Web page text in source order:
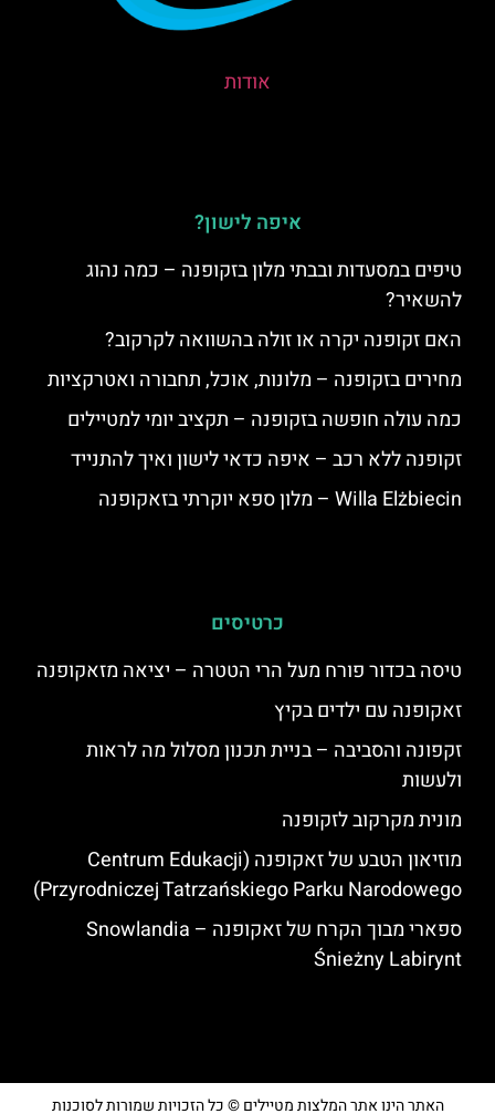
אודות
איפה לישון?
טיפים במסעדות ובבתי מלון בזקופנה – כמה נהוג
להשאיר?
האם זקופנה יקרה או זולה בהשוואה לקרקוב?
מחירים בזקופנה – מלונות, אוכל, תחבורה ואטרקציות
כמה עולה חופשה בזקופנה – תקציב יומי למטיילים
זקופנה ללא רכב – איפה כדאי לישון ואיך להתנייד
Willa Elżbiecin – מלון ספא יוקרתי בזאקופנה
כרטיסים
טיסה בכדור פורח מעל הרי הטטרה – יציאה מזאקופנה
זאקופנה עם ילדים בקיץ
זקפונה והסביבה – בניית תכנון מסלול מה לראות
ולעשות
מונית מקרקוב לזקופנה
מוזיאון הטבע של זאקופנה (Centrum Edukacji
Przyrodniczej Tatrzańskiego Parku Narodowego)
ספארי מבוך הקרח של זאקופנה – Snowlandia
Śnieżny Labirynt
האתר הינו אתר המלצות מטיילים © כל הזכויות שמורות לסוכנות